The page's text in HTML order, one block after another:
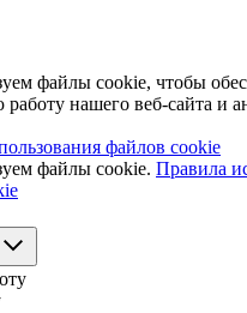
файлы cookie, чтобы
нашего веб-сайта и
файлов cookie
файлы cookie. Правила